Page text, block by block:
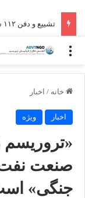
تشییع و دفن ۱۱۲ شهید در غزه پس از سه سال
منو
خانه / اخبار
اخبار ویژه
«تروریسم
صنعت نفت
جنگی»